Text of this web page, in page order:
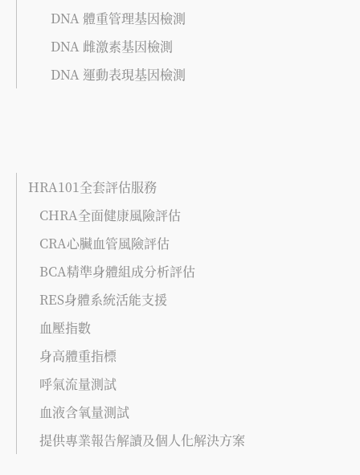
DNA 體重管理基因檢測
DNA 雌激素基因檢測
DNA 運動表現基因檢測
HRA101全套評估服務
CHRA全面健康風險評估
CRA心臟血管風險評估
BCA精準身體組成分析評估
RES身體系統活能支援
血壓指數
身高體重指標
呼氣流量測試
血液含氧量測試
提供專業報告解讀及個人化解決方案